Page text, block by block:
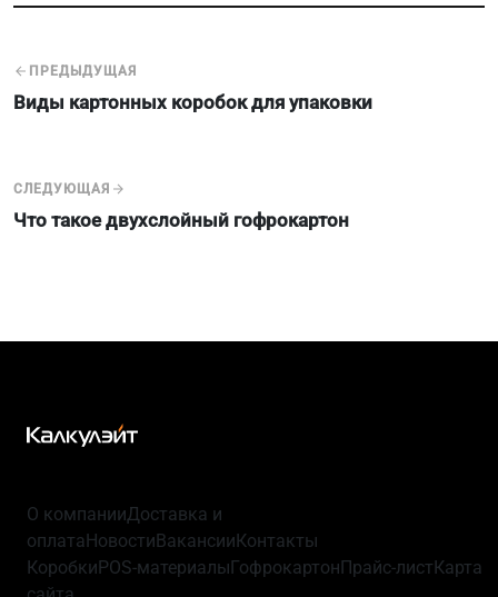
ПРЕДЫДУЩАЯ
Виды картонных коробок для упаковки
СЛЕДУЮЩАЯ
Что такое двухслойный гофрокартон
О компанииДоставка и
оплатаНовостиВакансииКонтакты
КоробкиPOS-материалыГофрокартонПрайс-листКарта